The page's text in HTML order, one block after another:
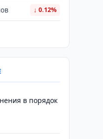
↓ 0.12%
в порядок